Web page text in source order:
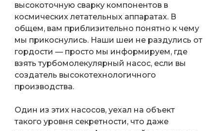
высокоточную сварку компонентов в
космических летательных аппаратах. В
общем, вам приблизительно понятно к чему
мы прикоснулись. Наши шеи не раздулись от
гордости — просто мы информируем, где
взять турбомолекулярный насос, если вы
создатель высокотехнологичного
производства.
Один из этих насосов, уехал на объект
такого уровня секретности, что даже